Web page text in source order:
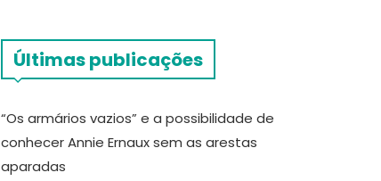
Últimas publicações
“Os armários vazios” e a possibilidade de
conhecer Annie Ernaux sem as arestas
aparadas